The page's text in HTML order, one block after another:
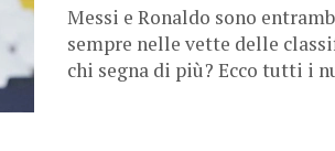
Messi e Ronaldo sono
sempre nelle vette delle
chi segna di più? Ecco tutti i